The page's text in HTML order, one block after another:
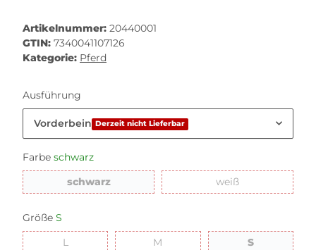
Artikelnummer: 20440001
GTIN: 7340041107126
Kategorie: Pferd
Ausführung
Vorderbein Derzeit nicht Lieferbar
Farbe schwarz
schwarzschwarz weißweiß
Größe S
L
M SS